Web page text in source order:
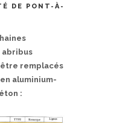
DE PONT-À-
abribus
remplacés
aluminium-
: